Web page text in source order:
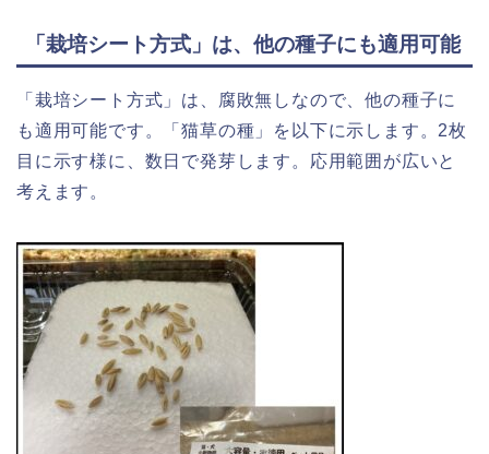
「栽培シート方式」は、他の種子にも適用可能
「栽培シート方式」は、腐敗無しなので、他の種子に
も適用可能です。「猫草の種」を以下に示します。2枚
目に示す様に、数日で発芽します。応用範囲が広いと
考えます。